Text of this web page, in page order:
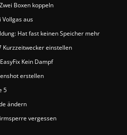
Boxen koppeln
Vollgas aus
Hat fast keinen Speicher mehr
Kurzzeitwecker einstellen
Kein Dampf
erstellen
5
ändern
vergessen